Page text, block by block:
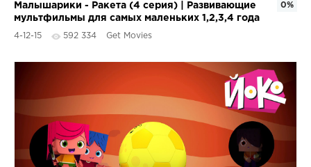
Малышарики - Ракета (4 серия) | Развивающие
мультфильмы для самых маленьких 1,2,3,4 года
4-12-15 592 334 Get Movies
0%